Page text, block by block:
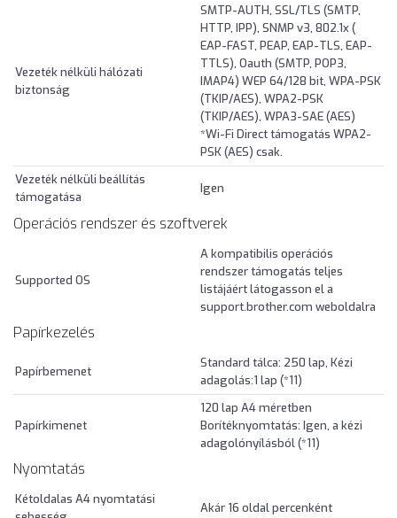
Vezeték nélküli hálózati
biztonság
SMTP-AUTH, SSL/TLS (SMTP,
HTTP, IPP), SNMP v3, 802.1x (
EAP-FAST, PEAP, EAP-TLS, EAP-
TTLS), Oauth (SMTP, POP3,
IMAP4) WEP 64/128 bit, WPA-PSK
(TKIP/AES), WPA2-PSK
(TKIP/AES), WPA3-SAE (AES)
*Wi-Fi Direct támogatás WPA2-
PSK (AES) csak.
Vezeték nélküli beállítás
támogatása
Igen
Operációs rendszer és szoftverek
Supported OS
A kompatibilis operációs
rendszer támogatás teljes
listájáért látogasson el a
support.brother.com weboldalra
Papírkezelés
Papírbemenet
Standard tálca: 250 lap, Kézi
adagolás:1 lap (*11)
Papírkimenet
120 lap A4 méretben
Borítéknyomtatás: Igen, a kézi
adagolónyílásból (*11)
Nyomtatás
Kétoldalas A4 nyomtatási
Akár 16 oldal percenként